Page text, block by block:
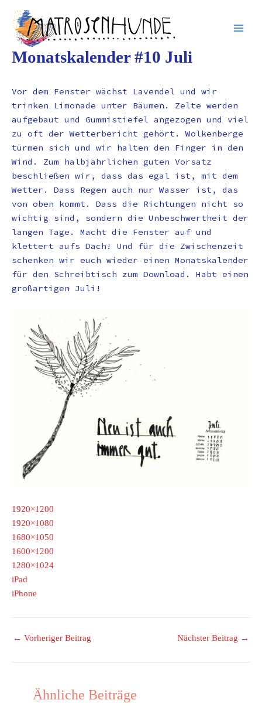
springen
Inhalt
springen
Monatskalender #10 Juli
Vor dem Fenster wächst Lavendel und wir
trinken Limonade unter Bäumen. Zelte werden
aufgebaut und Gummistiefel angezogen und viel
zu oft der Wetterbericht gehört. Wolkenberge
türmen sich und wir halten den Finger in den
Wind. Zum halbjährlichen guten Vorsatz
beschließen wir, dass das egal ist, mit dem
Wetter. Dass Regen auch nur Wasser ist, das
von oben kommt. Dass die Richtungen nicht so
wichtig sind, sondern die Unbeschwertheit der
langen Tage. Macht die Fenster auf und
klettert aufs Dach! Und für die Zwischenzeit
schenken wir euch wieder einen Monatskalender
für den Schreibtisch zum Download. Habt einen
großartigen Juli!
1920×1200
1920×1080
1680×1050
1600×1200
1280×1024
iPad
iPhone
← Vorheriger Beitrag Nächster Beitrag →
Ähnliche Beiträge